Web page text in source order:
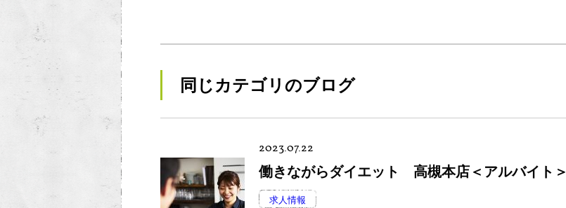
同じカテゴリのブログ
2023.07.22
働きながらダイエット 高槻本店＜アルバイト＞
求人情報